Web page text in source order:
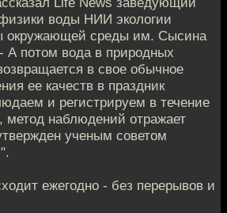
воды НИИ экологии
окружающей среды им. Сысина
А потом вода в природных
в свое обычное
ее качеств в праздник
и регистрируем в течение
метод наблюдений отражает
ученым советом
ежегодно - без перерывов и